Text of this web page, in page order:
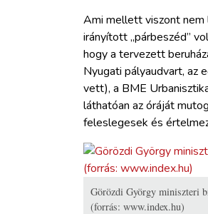
Ami mellett viszont nem
irányított „párbeszéd”
hogy a tervezett
Nyugati pályaudvart, az
vett), a BME
láthatóan az óráját
feleslegesek és
Görözdi György miniszteri
(forrás: www.index.hu)